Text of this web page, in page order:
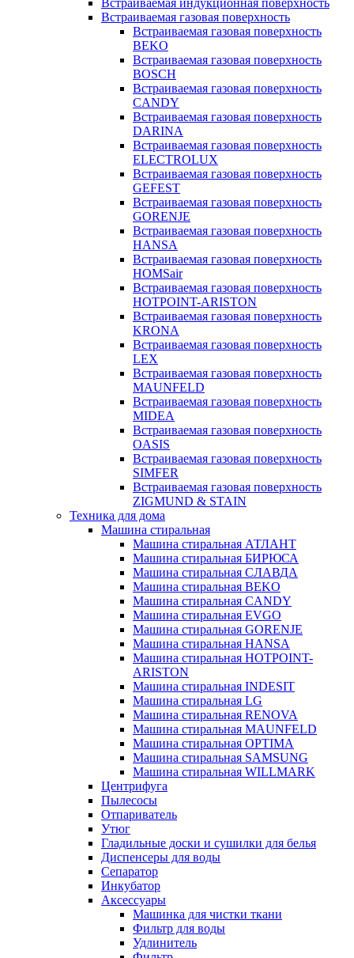
Встраиваемая индукционная поверхность
Встраиваемая газовая поверхность
Встраиваемая газовая поверхность
BEKO
Встраиваемая газовая поверхность
BOSCH
Встраиваемая газовая поверхность
CANDY
Встраиваемая газовая поверхность
DARINA
Встраиваемая газовая поверхность
ELECTROLUX
Встраиваемая газовая поверхность
GEFEST
Встраиваемая газовая поверхность
GORENJE
Встраиваемая газовая поверхность
HANSA
Встраиваемая газовая поверхность
HOMSair
Встраиваемая газовая поверхность
HOTPOINT-ARISTON
Встраиваемая газовая поверхность
KRONA
Встраиваемая газовая поверхность
LEX
Встраиваемая газовая поверхность
MAUNFELD
Встраиваемая газовая поверхность
MIDEA
Встраиваемая газовая поверхность
OASIS
Встраиваемая газовая поверхность
SIMFER
Встраиваемая газовая поверхность
ZIGMUND & STAIN
Техника для дома
Машина стиральная
Машина стиральная АТЛАНТ
Машина стиральная БИРЮСА
Машина стиральная СЛАВДА
Машина стиральная BEKO
Машина стиральная CANDY
Машина стиральная EVGO
Машина стиральная GORENJE
Машина стиральная HANSA
Машина стиральная HOTPOINT-
ARISTON
Машина стиральная INDESIT
Машина стиральная LG
Машина стиральная RENOVA
Машина стиральная MAUNFELD
Машина стиральная OPTIMA
Машина стиральная SAMSUNG
Машина стиральная WILLMARK
Центрифуга
Пылесосы
Отпариватель
Утюг
Гладильные доски и сушилки для белья
Диспенсеры для воды
Сепаратор
Инкубатор
Аксессуары
Машинка для чистки ткани
Фильтр для воды
Удлинитель